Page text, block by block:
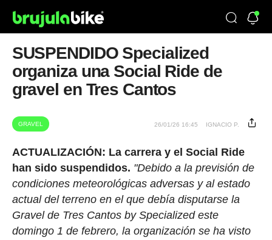
SUSPENDIDO Specialized
organiza una Social Ride de
gravel en Tres Cantos
GRAVEL 26/01/26 16:45 IGNACIO P.
ACTUALIZACIÓN: La carrera y el Social Ride
han sido suspendidos. "Debido a la previsión de
condiciones meteorológicas adversas y al estado
actual del terreno en el que debía disputarse la
Gravel de Tres Cantos by Specialized este
domingo 1 de febrero, la organización se ha visto